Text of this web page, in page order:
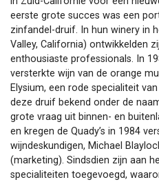
eerste grote succes was een
zinfandel-druif. In hun winery in
Valley, California) ontwikkelden
enthousiaste professionals. In
versterkte wijn van de orange
Elysium, een rode specialiteit
deze druif bekend onder de
grote vraag uit binnen- en
en kregen de Quady’s in 1984
wijndeskundigen, Michael
(marketing). Sindsdien zijn aan
specialiteiten toegevoegd,